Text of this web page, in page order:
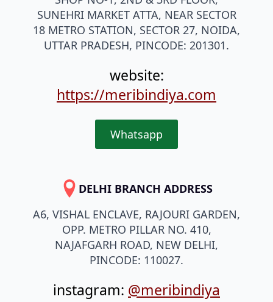
SUNEHRI MARKET ATTA, NEAR SECTOR
18 METRO STATION, SECTOR 27, NOIDA,
UTTAR PRADESH, PINCODE: 201301.
website:
https://meribindiya.com
Whatsapp
DELHI BRANCH ADDRESS
A6, VISHAL ENCLAVE, RAJOURI GARDEN,
OPP. METRO PILLAR NO. 410,
NAJAFGARH ROAD, NEW DELHI,
PINCODE: 110027.
instagram: @meribindiya